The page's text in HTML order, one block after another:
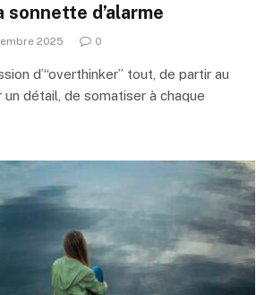
sonnette d’alarme
2025 0
d’“overthinker” tout, de partir au
détail, de somatiser à chaque